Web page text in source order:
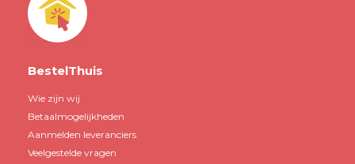
BestelThuis
Wie zijn wij
Betaalmogelijkheden
Aanmelden leveranciers
Veelgestelde vragen